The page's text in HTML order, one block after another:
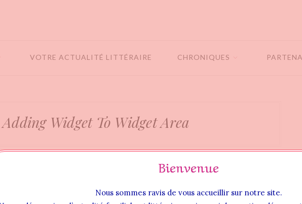
VOTRE ACTUALITÉ LITTÉRAIRE CHRONIQUES
Adding Widget To Widget Area
Bienvenue
Nous sommes ravis de vous accueillir sur notre site.